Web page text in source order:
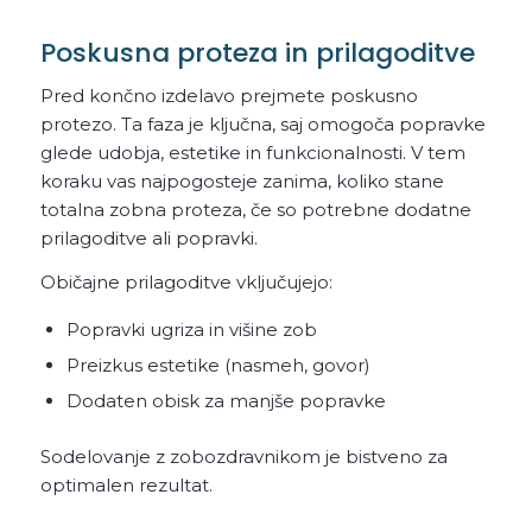
Poskusna proteza in prilagoditve
Pred končno izdelavo prejmete poskusno
protezo. Ta faza je ključna, saj omogoča popravke
glede udobja, estetike in funkcionalnosti. V tem
koraku vas najpogosteje zanima, koliko stane
totalna zobna proteza, če so potrebne dodatne
prilagoditve ali popravki.
Običajne prilagoditve vključujejo:
Popravki ugriza in višine zob
Preizkus estetike (nasmeh, govor)
Dodaten obisk za manjše popravke
Sodelovanje z zobozdravnikom je bistveno za
optimalen rezultat.